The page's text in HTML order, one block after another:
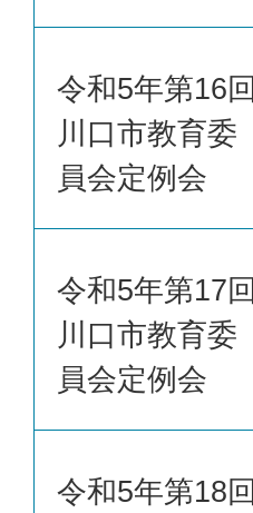
令和5年第16回
川口市教育委
員会定例会
令和5年第17回
川口市教育委
員会定例会
令和5年第18回